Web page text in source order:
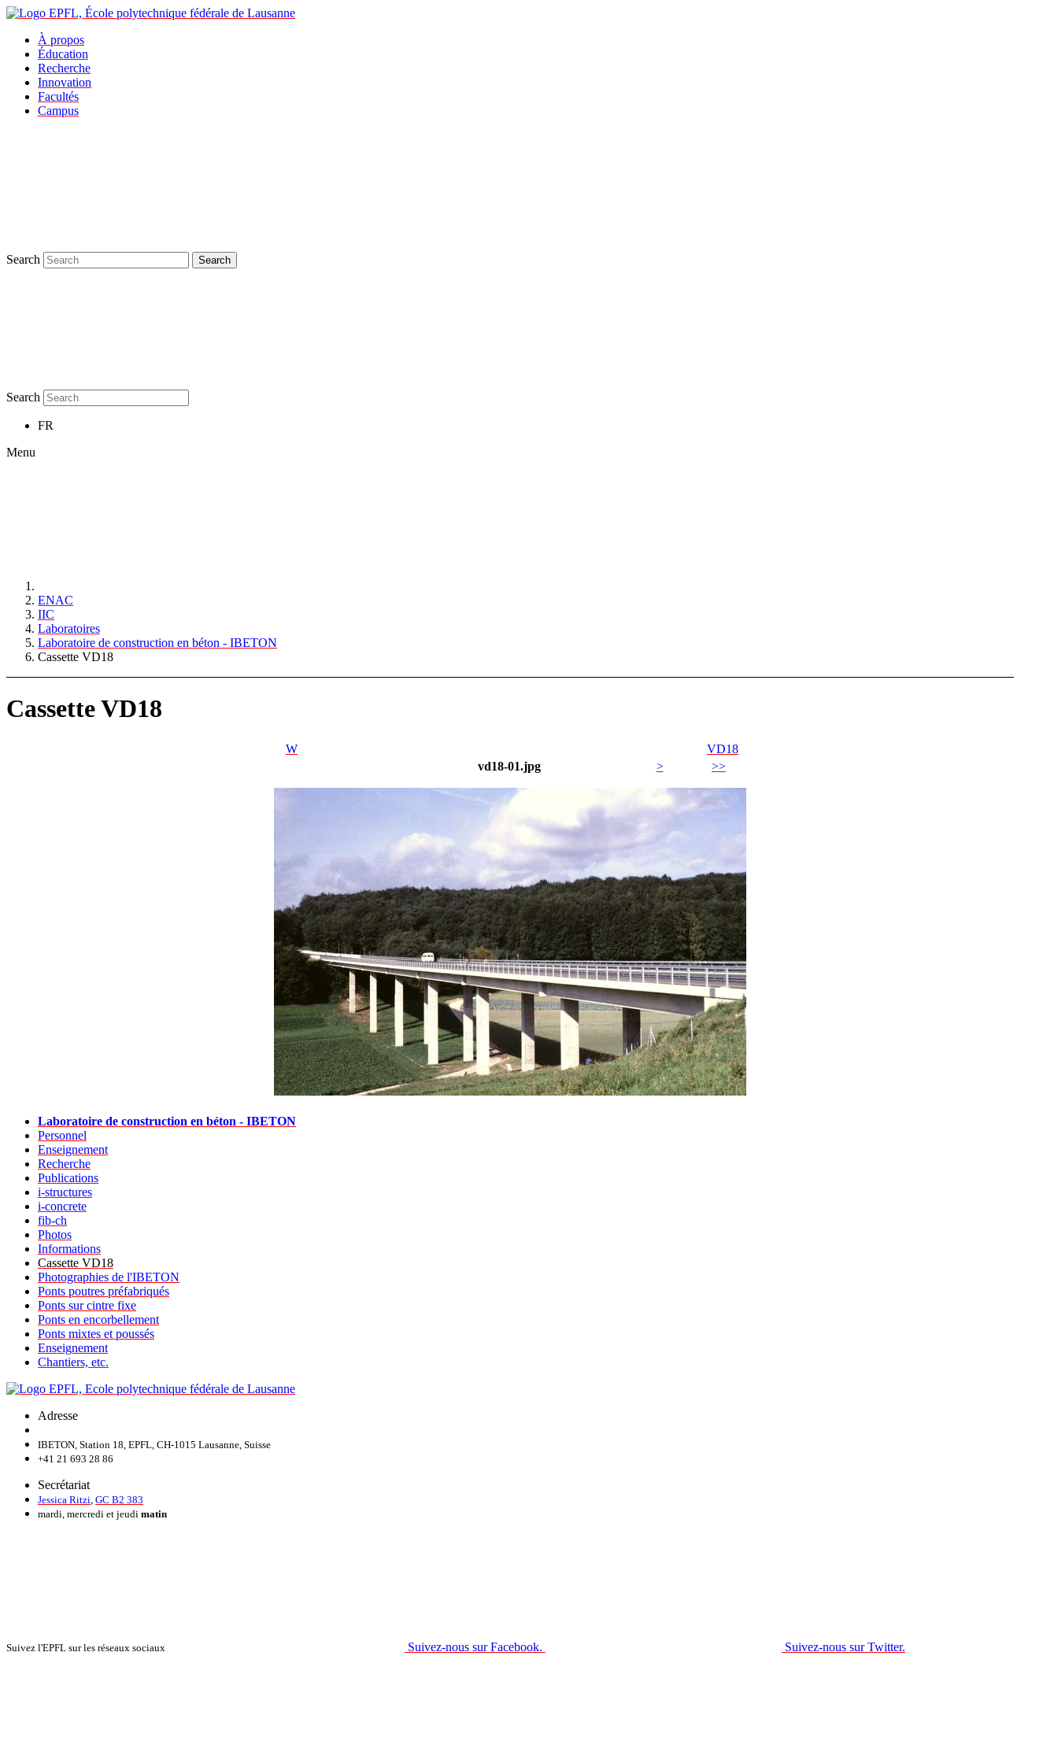
À propos
Éducation
Recherche
Innovation
Facultés
Campus
Search Search
Search
FR
Menu
ENAC
IIC
Laboratoires
Laboratoire de construction en béton - IBETON
Cassette VD18
Cassette VD18
W
VD18
vd18-01.jpg
> >>
Laboratoire de construction en béton - IBETON
Personnel
Enseignement
Recherche
Publications
i-structures
i-concrete
fib-ch
Photos
Informations
Cassette VD18
Photographies de l'IBETON
Ponts poutres préfabriqués
Ponts sur cintre fixe
Ponts en encorbellement
Ponts mixtes et poussés
Enseignement
Chantiers, etc.
Adresse
IBETON, Station 18, EPFL, CH-1015 Lausanne, Suisse
+41 21 693 28 86
Secrétariat
Jessica Ritzi GC B2 383
mardi, mercredi et jeudi matin
Suivez l'EPFL sur les réseaux sociaux Suivez-nous sur Facebook. Suivez-nous sur Twitter.